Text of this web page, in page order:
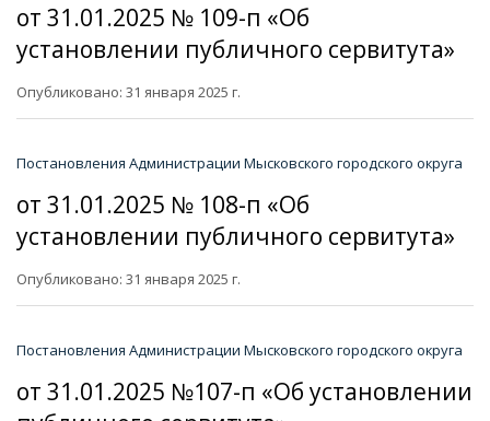
от 31.01.2025 № 109-п «Об
установлении публичного сервитута»
Опубликовано: 31 января 2025 г.
Постановления Администрации Мысковского городского округа
от 31.01.2025 № 108-п «Об
установлении публичного сервитута»
Опубликовано: 31 января 2025 г.
Постановления Администрации Мысковского городского округа
от 31.01.2025 №107-п «Об установлении